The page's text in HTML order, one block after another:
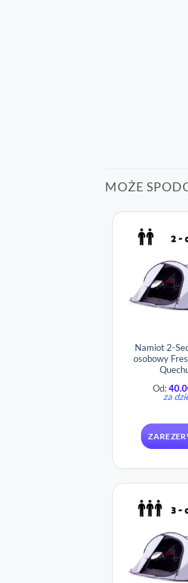
MOŻE
Namiot 2-
osobowy
Od:
za